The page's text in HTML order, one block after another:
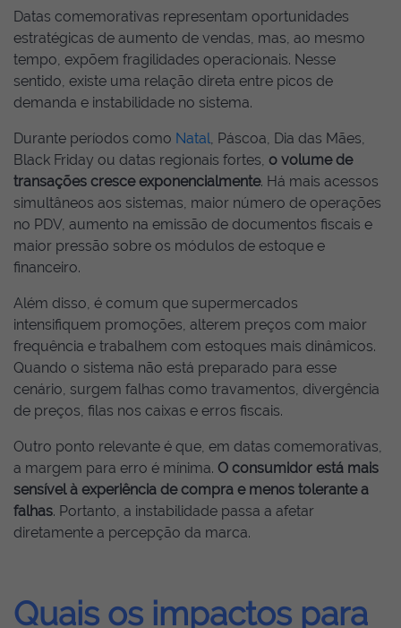
Datas comemorativas representam oportunidades
estratégicas de aumento de vendas, mas, ao mesmo
tempo, expõem fragilidades operacionais. Nesse
sentido, existe uma relação direta entre picos de
demanda e instabilidade no sistema.
Durante períodos como Natal, Páscoa, Dia das Mães,
Black Friday ou datas regionais fortes, o volume de
transações cresce exponencialmente. Há mais acessos
simultâneos aos sistemas, maior número de operações
no PDV, aumento na emissão de documentos fiscais e
maior pressão sobre os módulos de estoque e
financeiro.
Além disso, é comum que supermercados
intensifiquem promoções, alterem preços com maior
frequência e trabalhem com estoques mais dinâmicos.
Quando o sistema não está preparado para esse
cenário, surgem falhas como travamentos, divergência
de preços, filas nos caixas e erros fiscais.
Outro ponto relevante é que, em datas comemorativas,
a margem para erro é mínima. O consumidor está mais
sensível à experiência de compra e menos tolerante a
falhas. Portanto, a instabilidade passa a afetar
diretamente a percepção da marca.
Quais os impactos para